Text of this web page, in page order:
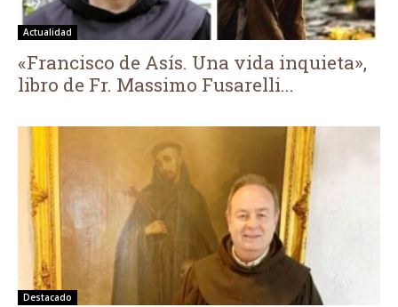
Actualidad
«Francisco de Asís. Una vida inquieta»,
libro de Fr. Massimo Fusarelli...
Destacado